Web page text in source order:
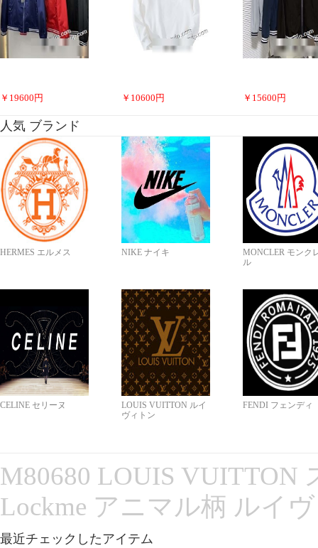
￥ 19600 円 ￥ 10600 円 ￥ 15600 円
人気 ブランド
HERMES エルメス NIKE ナイキ
MONCLER モンク
ル
CELINE セリーヌ
LOUIS VUITTON ルイ
ヴィトン
FENDI フェンディ
M80680 LOUIS VUITTON
Lockme アニマル柄 ルイ
最近チェックしたアイテム